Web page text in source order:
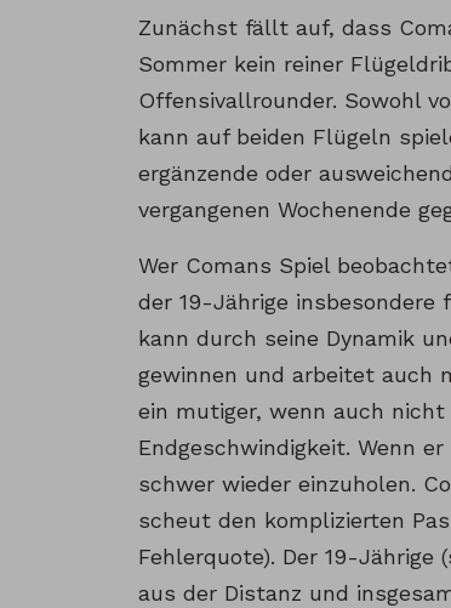
Zunächst fällt auf, dass
Sommer kein reiner
Offensivallrounder. Sowohl
kann auf beiden Flügeln
ergänzende oder
vergangenen Wochenende
Wer Comans Spiel
der 19-Jährige insbesondere
kann durch seine Dynamik
gewinnen und arbeitet auch
ein mutiger, wenn auch
Endgeschwindigkeit. Wenn
schwer wieder einzuholen.
scheut den komplizierten
Fehlerquote). Der 19-
aus der Distanz und